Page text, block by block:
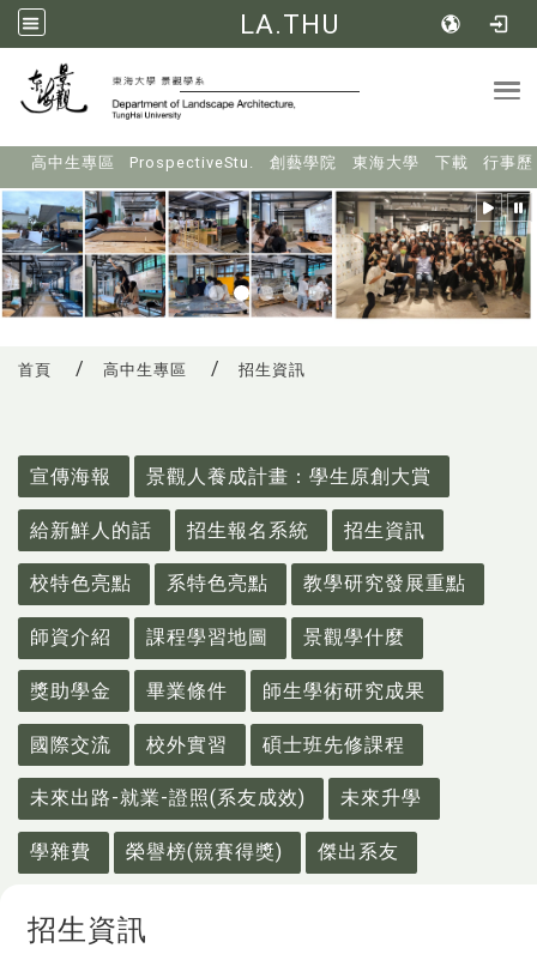
LA.THU
高中生專區 ProspectiveStu. 創藝學院 東海大學 下載 行事歷
首頁 高中生專區 招生資訊
宣傳海報
景觀人養成計畫：學生原創大賞
給新鮮人的話 招生報名系統 招生資訊
校特色亮點 系特色亮點 教學研究發展重點
師資介紹 課程學習地圖 景觀學什麼
獎助學金 畢業條件 師生學術研究成果
國際交流 校外實習 碩士班先修課程
未來出路-就業-證照(系友成效) 未來升學
學雜費 榮譽榜(競賽得獎) 傑出系友
招生資訊